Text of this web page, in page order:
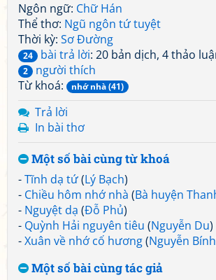
Ngôn ngữ: Chữ Hán
Thể thơ: Ngũ ngôn tứ tuyệt
Thời kỳ: Sơ Đường
24 bài trả lời: 20 bản dịch, 4 thảo
2
người thích
Từ khoá:
nhớ nhà (41)
Trả lời
In bài thơ
Một số bài cùng từ khoá
-Tĩnh dạ tứ(Lý Bạch)
- Chiều hôm nhớ nhà (Bà huyện
- Nguyệt dạ (Đỗ Phủ)
- Quỳnh Hải nguyên tiêu (Nguyễn Du)
-Xuân về nhớ cố hương(Nguyễn Bính
Một số bài cùng tác giả